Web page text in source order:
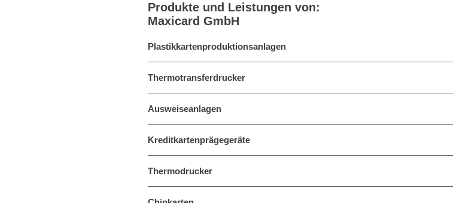
Produkte und Leistungen von:
Maxicard GmbH
Plastikkartenproduktionsanlagen
Thermotransferdrucker
Ausweiseanlagen
Kreditkartenprägegeräte
Thermodrucker